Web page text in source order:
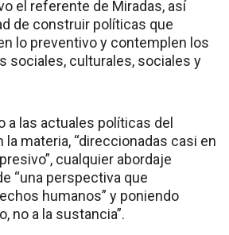
el referente de Miradas, así
de construir políticas que
lo preventivo y contemplen los
sociales, culturales, sociales y
a las actuales políticas del
la materia, “direccionadas casi en
cualquier abordaje
“una perspectiva que
humanos” y poniendo
no a la sustancia”.